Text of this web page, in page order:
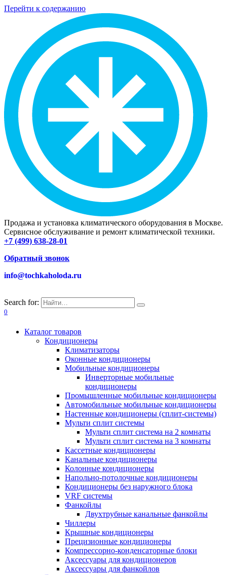
Перейти к содержанию
Продажа и установка климатического оборудования в Москве.
Сервисное обслуживание и ремонт климатической техники.
+7 (499) 638-28-01
Обратный звонок
info@tochkaholoda.ru
Search for:
0
Каталог товаров
Кондиционеры
Климатизаторы
Оконные кондиционеры
Мобильные кондиционеры
Инверторные мобильные
кондиционеры
Промышленные мобильные кондиционеры
Автомобильные мобильные кондиционеры
Настенные кондиционеры (сплит-системы)
Мульти сплит системы
Мульти сплит система на 2 комнаты
Мульти сплит система на 3 комнаты
Кассетные кондиционеры
Канальные кондиционеры
Колонные кондиционеры
Напольно-потолочные кондиционеры
Кондиционеры без наружного блока
VRF системы
Фанкойлы
Двухтрубные канальные фанкойлы
Чиллеры
Крышные кондиционеры
Прецизионные кондиционеры
Компрессорно-конденсаторные блоки
Аксессуары для кондиционеров
Аксессуары для фанкойлов